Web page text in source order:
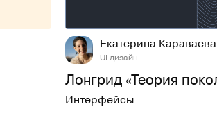
Екатерина Караваева
UI дизайн
Интерфейсы